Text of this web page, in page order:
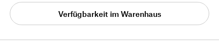
Verfügbarkeit im Warenhaus